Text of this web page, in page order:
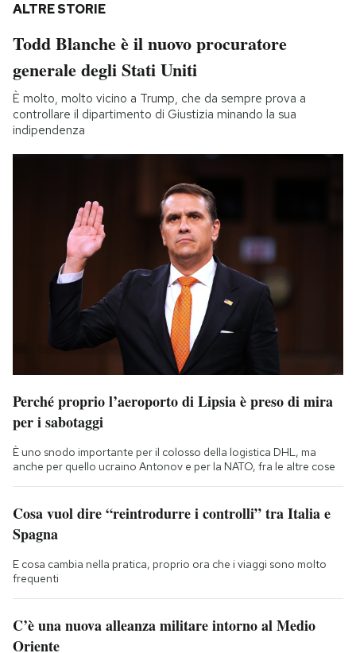
ALTRE STORIE
Todd Blanche è il nuovo procuratore
generale degli Stati Uniti
È molto, molto vicino a Trump, che da sempre prova a
controllare il dipartimento di Giustizia minando la sua
indipendenza
Perché proprio l’aeroporto di Lipsia è preso di mira
per i sabotaggi
È uno snodo importante per il colosso della logistica DHL, ma
anche per quello ucraino Antonov e per la NATO, fra le altre cose
Cosa vuol dire “reintrodurre i controlli” tra Italia e
Spagna
E cosa cambia nella pratica, proprio ora che i viaggi sono molto
frequenti
C’è una nuova alleanza militare intorno al Medio
Oriente